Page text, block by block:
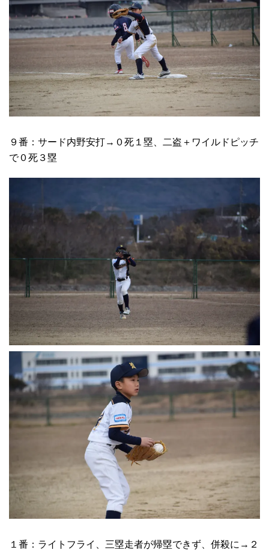
９番：サード内野安打→０死１塁、二盗＋ワイルドピッチ
で０死３塁
１番：ライトフライ、三塁走者が帰塁できず、併殺に→２